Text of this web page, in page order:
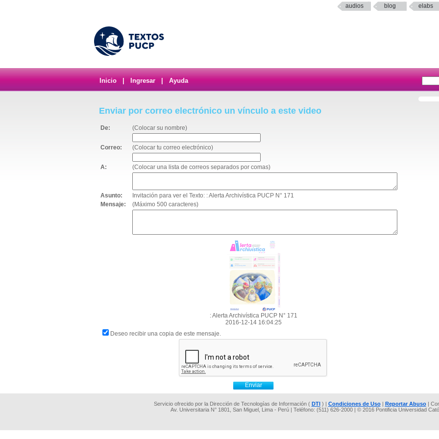
audios blog elabs
Inicio Ingresar Ayuda
Enviar por correo electrónico un vínculo a este video
De: (Colocar su nombre)
Correo: (Colocar tu correo electrónico)
A: (Colocar una lista de correos separados por comas)
Asunto:
Invitación para ver el Texto: : Alerta Archivística PUCP N° 171
Mensaje:
(Máximo 500 caracteres)
: Alerta Archivística PUCP N° 171
2016-12-14 16:04:25
Deseo recibir una copia de este mensaje.
Servicio ofrecido por la Dirección de Tecnologías de Información ( DTI) | Condiciones de Uso| Reportar Abuso|
Av. Universitaria N° 1801, San Miguel, Lima - Perú | Teléfono: (511) 626-2000 | © 2016 Pontificia Universidad